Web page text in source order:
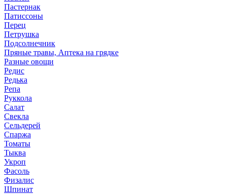
Пастернак
Патиссоны
Перец
Петрушка
Подсолнечник
Пряные травы, Аптека на грядке
Разные овощи
Редис
Редька
Репа
Руккола
Салат
Свекла
Сельдерей
Спаржа
Томаты
Тыква
Укроп
Фасоль
Физалис
Шпинат